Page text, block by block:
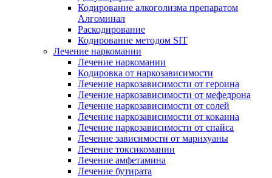
Кодирование алкоголизма препаратом
Алгоминал
Раскодирование
Кодирование методом SIT
Лечение наркомании
Лечение наркомании
Кодировка от наркозависимости
Лечение наркозависимости от героина
Лечение наркозависимости от мефедрона
Лечение наркозависимости от солей
Лечение наркозависимости от кокаина
Лечение наркозависимости от спайса
Лечение зависимости от марихуаны
Лечение токсикомании
Лечение амфетамина
Лечение бутирата